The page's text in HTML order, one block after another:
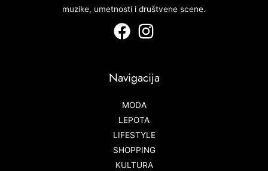
muzike, umetnosti i društvene scene.
Navigacija
MODA
LEPOTA
LIFESTYLE
SHOPPING
KULTURA